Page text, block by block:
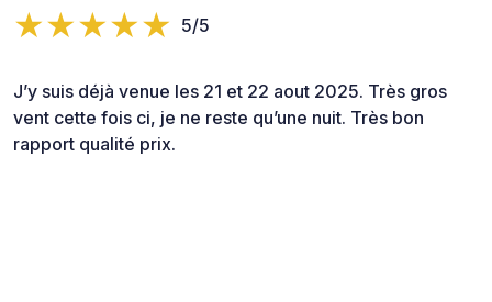
5/5
J’y suis déjà venue les 21 et 22 aout 2025. Très gros
vent cette fois ci, je ne reste qu’une nuit. Très bon
rapport qualité prix.